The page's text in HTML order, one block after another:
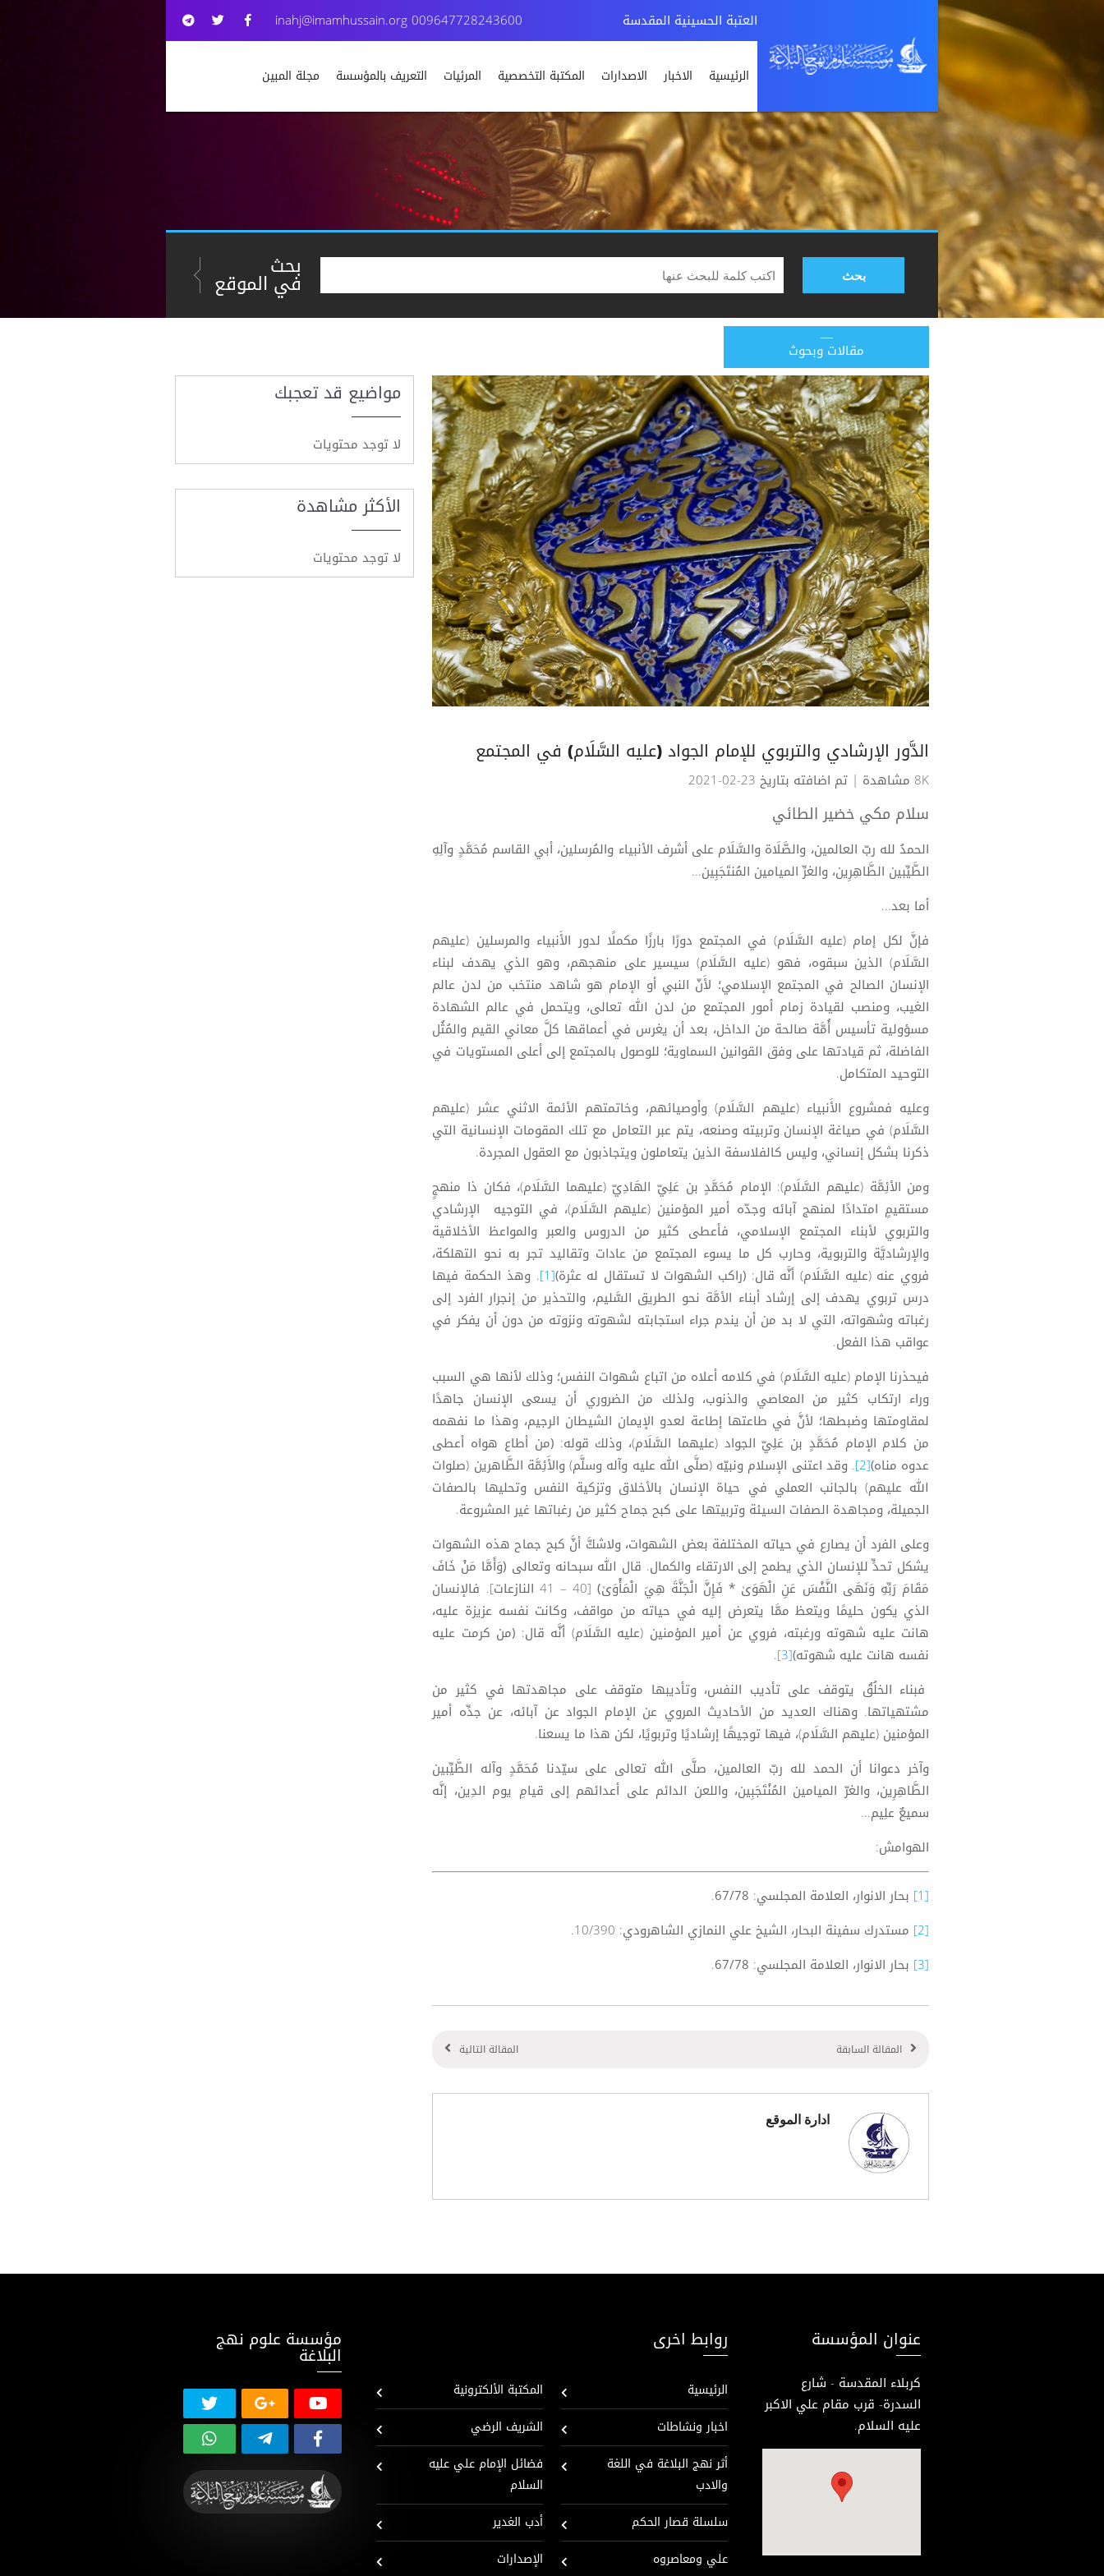
العتبة الحسينية المقدسة 009647728243600
inahj@imamhussain.org
الرئيسية الاخبار الاصدارات المكتبة التخصصية المرئيات التعريف بالمؤسسة مجلة المبين
بحث بحث
في الموقع
مقالات وبحوث
الدَّور الإرشادي والتربوي للإمام الجواد (عليه السَّلَام) في المجتمع
8K مشاهدة | تم اضافته بتاريخ 23-02-2021
سلام مكي خضير الطائي
الحمدُ لله ربّ العالمين، والصَّلَاة والسَّلَام على أشرف الأنبياء والمُرسلين، أبي القاسم مُحَمَّدٍ وآلِهِ
الطَّيِّبين الطَّاهِرِين، والغرِّ الميامين المُنتَجَبِين...
أما بعد...
فإنَّ لكل إمام (عليه السَّلَام) في المجتمع دورًا بارزًا مكملًا لدور الأَنبياء والمرسلين (عليهم
السَّلَام) الذين سبقوه، فهو (عليه السَّلَام) سيسير على منهجهم، وهو الذي يهدف لبناء
الإنسان الصالح في المجتمع الإسلامي؛ لأَنّ النبي أو الإمام هو شاهد منتخب من لدن عالم
الغيب، ومنصب لقيادة زمام أمور المجتمع من لدن الله تعالى، ويتحمل في عالم الشهادة
مسؤولية تأسيس أُمَّة صالحة من الداخل، بعد أن يغرس في أعماقها كلَّ معاني القيم والمُثُل
الفاضلة، ثم قيادتها على وفق القوانين السماوية؛ للوصول بالمجتمع إلى أعلى المستويات في
التوحيد المتكامل.
وعليه فمشروع الأَنبياء (عليهم السَّلَام) وأوصيائهم، وخاتمتهم الأئمة الاثني عشر (عليهم
السَّلَام) في صياغة الإنسان وتربيته وصنعه، يتم عبر التعامل مع تلك المقومات الإنسانية التي
ذكرنا بشكل إنساني، وليس كالفلاسفة الذين يتعاملون ويتجاذبون مع العقول المجردة.
ومن الأئِمَّة (عليهم السَّلَام): الإمام مُحَمَّدٍ بن عَلِيّ الهَادِيّ (عليهما السَّلَام)، فكان ذا منهجٍ
مستقيمٍ امتدادًا لمنهج آبائه وجدّه أمير المؤمنين (عليهم السَّلَام)، في التوجيه الإرشادي
والتربوي لأبناء المجتمع الإسلامي، فأعطى كثير من الدروس والعبر والمواعظ الأخلاقية
والإرشاديَّة والتربوية، وحارب كل ما يسوء المجتمع من عادات وتقاليد تجر به نحو التهلكة،
فروي عنه (عليه السَّلَام) أنَّه قال: (راكب الشهوات لا تستقال له عثرة)[1]. وهذ الحكمة فيها
درس تربوي يهدف إلى إرشاد أبناء الأمَّة نحو الطريق السَّليم، والتحذير من إنجرار الفرد إلى
رغباته وشهواته، التي لا بد من أن يندم جراء استجابته لشهوته ونزوته من دون أن يفكر في
عواقب هذا الفعل.
فيحذرنا الإمام (عليه السَّلَام) في كلامه أعلاه من اتباع شهوات النفس؛ وذلك لأنها هي السبب
وراء ارتكاب كثير من المعاصي والذنوب، ولذلك من الضروري أن يسعى الإنسان جاهدًا
لمقاومتها وضبطها؛ لأنَّ في طاعتها إطاعة لعدو الإيمان الشيطان الرجيم، وهذا ما نفهمه
من كلام الإمام مُحَمَّدٍ بن عَلِيّ الجواد (عليهما السَّلَام)، وذلك قوله:(من أطاع هواه أعطى
عدوه مناه)[2]. وقد اعتنى الإسلام ونبيّه (صلَّى الله عليه وآله وسلَّم) والأَئِمَّة الطَّاهرين (صلوات
الله عليهم) بالجانب العملي في حياة الإنسان بالأخلاق وتزكية النفس وتحليها بالصفات
الجميلة، ومجاهدة الصفات السيئة وتربيتها على كبح جماح كثير من رغباتها غير المشروعة.
وعلى الفرد أن يصارع في حياته المختلفة بعض الشهوات، ولاشكَّ أنَّ كبح جماح هذه الشهوات
يشكل تحدٍّ للإنسان الذي يطمح إلى الارتقاء والكمال. قال الله سبحانه وتعالى ﴿وَأَمَّا مَنْ خَافَ
مَقَامَ رَبِّهِ وَنَهَى النَّفْسَ عَنِ الْهَوَىٰ * فَإِنَّ الْجَنَّةَ هِيَ الْمَأْوَىٰ
﴾ [40 – 41 النازعات]. فالإنسان
الذي يكون حليمًا ويتعظ ممَّا يتعرض إليه في حياته من مواقف، وكانت نفسه عزيزة عليه،
هانت عليه شهوته ورغبته، فروي عن أمير المؤمنين (عليه السَّلَام) أنَّه قال: (من كرمت عليه
نفسه هانت عليه شهوته)[3]
.
فبناء الخلُقُ يتوقف على تأديب النفس، وتأديبها متوقف على مجاهدتها في كثير من
مشتهياتها. وهناك العديد من الأحاديث المروي عن الإمام الجواد عن آبائه، عن جدِّه أمير
المؤمنين (عليهم السَّلَام)، فيها توجيهًا إرشاديًا وتربويًا، لكن هذا ما يسعنا.
وآخر دعوانا أن الحمد لله ربّ العالمين، صلَّى الله تعالى على سيّدنا مُحَمَّدٍ وآله الطَّيِّبين
الطَّاهِرِين، والغرّ الميامين المُنْتَجَبِين، واللعن الدائم على أعدائهم إلى قيامِ يوم الدِين، إنَّه
سميعٌ علِيم...
الهوامش:
[1] بحار الانوار، العلامة المجلسي: 67/78
.
[2] مستدرك سفينة البحار، الشيخ علي النمازي الشاهرودي: 10/390.
[3] بحار الانوار، العلامة المجلسي: 67/78
.
المقالة السابقة المقالة التالية
ادارة الموقع
مواضيع قد تعجبك
لا توجد محتويات
الأكثر مشاهدة
لا توجد محتويات
عنوان المؤسسة
كربلاء المقدسة - شارع
السدرة- قرب مقام علي الاكبر
عليه السلام.
روابط اخرى
الرئيسية
اخبار ونشاطات
أثر نهج البلاغة في اللغة
والادب
سلسلة قصار الحكم
علي ومعاصروه
المكتبة الألكترونية
الشريف الرضي
فضائل الإمام علي عليه
السلام
أدب الغدير
الإصدارات
مؤسسة علوم نهج
البلاغة